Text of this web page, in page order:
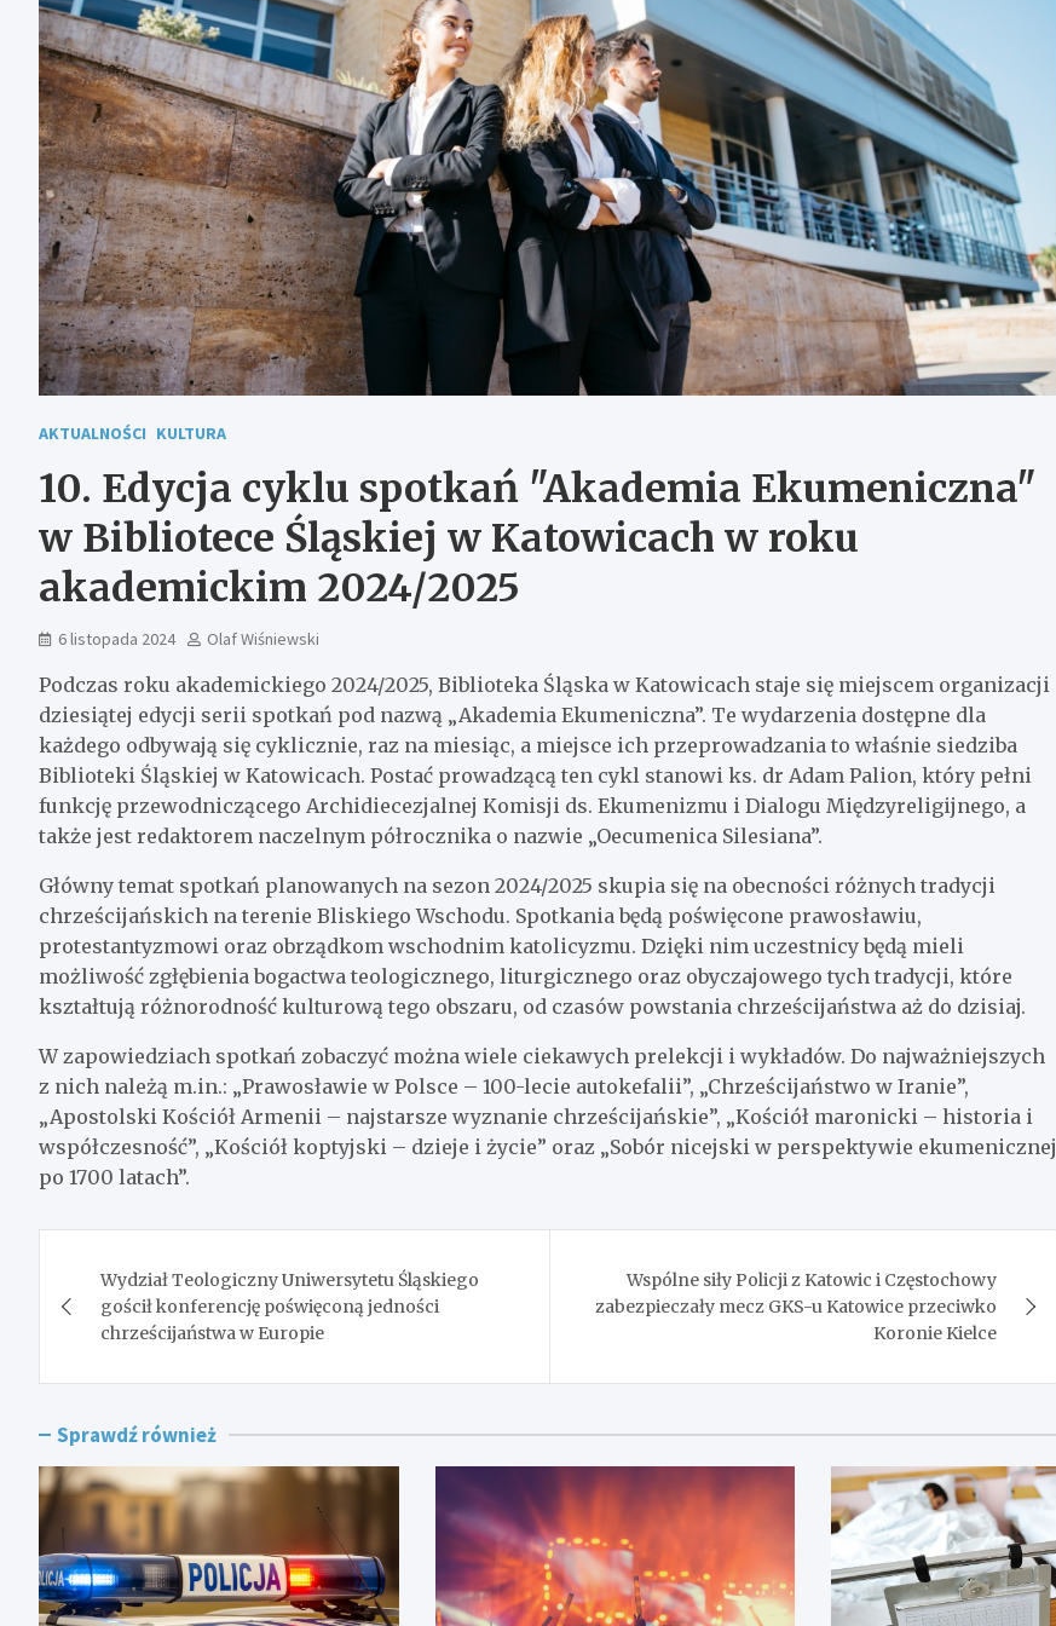
AKTUALNOŚCI KULTURA
10. Edycja cyklu spotkań "Akademia Ekumeniczna"
w Bibliotece Śląskiej w Katowicach w roku
akademickim 2024/2025
6 listopada 2024 Olaf Wiśniewski
Podczas roku akademickiego 2024/2025, Biblioteka Śląska w Katowicach staje się miejscem organizacji
dziesiątej edycji serii spotkań pod nazwą „Akademia Ekumeniczna”. Te wydarzenia dostępne dla
każdego odbywają się cyklicznie, raz na miesiąc, a miejsce ich przeprowadzania to właśnie siedziba
Biblioteki Śląskiej w Katowicach. Postać prowadzącą ten cykl stanowi ks. dr Adam Palion, który pełni
funkcję przewodniczącego Archidiecezjalnej Komisji ds. Ekumenizmu i Dialogu Międzyreligijnego, a
także jest redaktorem naczelnym półrocznika o nazwie „Oecumenica Silesiana”.
Główny temat spotkań planowanych na sezon 2024/2025 skupia się na obecności różnych tradycji
chrześcijańskich na terenie Bliskiego Wschodu. Spotkania będą poświęcone prawosławiu,
protestantyzmowi oraz obrządkom wschodnim katolicyzmu. Dzięki nim uczestnicy będą mieli
możliwość zgłębienia bogactwa teologicznego, liturgicznego oraz obyczajowego tych tradycji, które
kształtują różnorodność kulturową tego obszaru, od czasów powstania chrześcijaństwa aż do dzisiaj.
W zapowiedziach spotkań zobaczyć można wiele ciekawych prelekcji i wykładów. Do najważniejszych
z nich należą m.in.: „Prawosławie w Polsce – 100-lecie autokefalii”, „Chrześcijaństwo w Iranie”,
„Apostolski Kościół Armenii – najstarsze wyznanie chrześcijańskie”, „Kościół maronicki – historia i
współczesność”, „Kościół koptyjski – dzieje i życie” oraz „Sobór nicejski w perspektywie ekumenicznej
po 1700 latach”.
wpisu
Wydział Teologiczny Uniwersytetu Śląskiego
gościł konferencję poświęconą jedności
chrześcijaństwa w Europie
Wspólne siły Policji z Katowic i Częstochowy
zabezpieczały mecz GKS-u Katowice przeciwko
Koronie Kielce
Sprawdź również